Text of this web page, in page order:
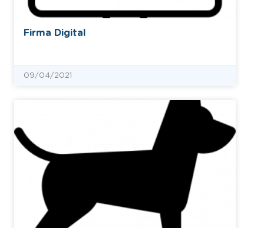
Firma Digital
09/04/2021